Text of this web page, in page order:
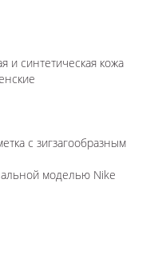
и синтетическая кожа
с зигзагообразным
моделью Nike